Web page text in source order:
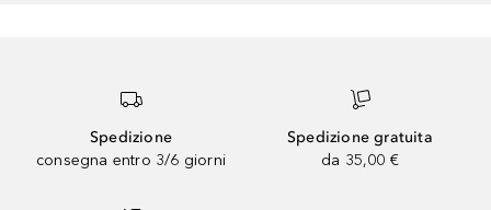
Spedizione
consegna entro 3/6 giorni
Spedizione gratuita
da 35,00 €